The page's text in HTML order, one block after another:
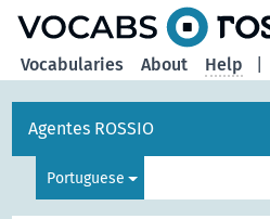
Vocabularies About Help
Agentes ROSSIO
Portuguese